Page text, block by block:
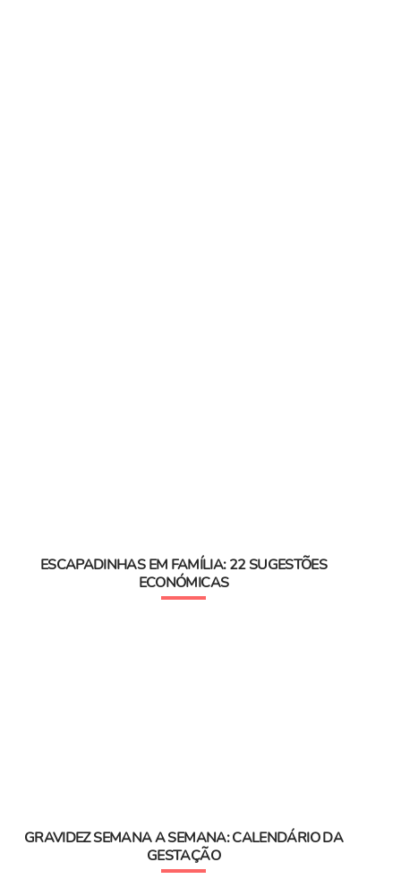
ESCAPADINHAS EM FAMÍLIA: 22 SUGESTÕES
ECONÓMICAS
GRAVIDEZ SEMANA A SEMANA: CALENDÁRIO DA
GESTAÇÃO